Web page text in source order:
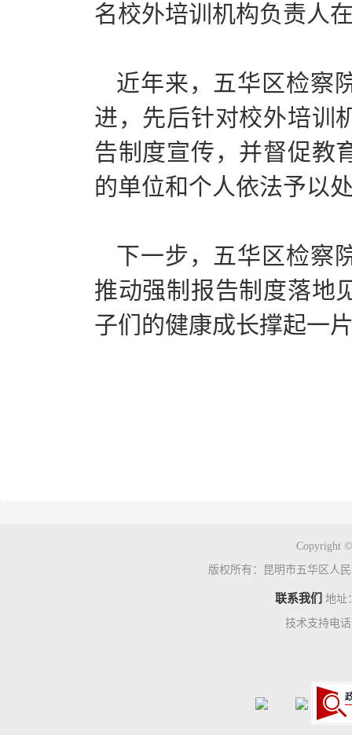
名校外培训机构负责人
近年来，五华区检察
进，先后针对校外培训
告制度宣传，并督促教
的单位和个人依法予以
下一步，五华区检察
推动强制报告制度落地
子们的健康成长撑起一
Copyright
版权所有：昆明市五华区人
联系我们 地址
技术支持电